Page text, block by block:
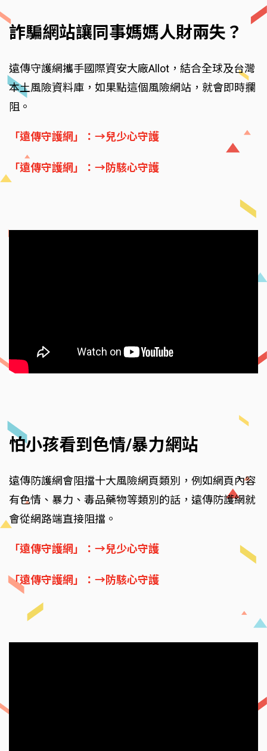
詐騙網站讓同事媽媽人財兩失？
遠傳守護網攜手國際資安大廠Allot，結合全球及台灣
本土風險資料庫，如果點這個風險網站，就會即時攔
阻。
「遠傳守護網」：→兒少心守護
「遠傳守護網」：→防駭心守護
怕小孩看到色情/暴力網站
遠傳防護網會阻擋十大風險網頁類別，例如網頁內容
有色情、暴力、毒品藥物等類別的話，遠傳防護網就
會從網路端直接阻擋。
「遠傳守護網」：→兒少心守護
「遠傳守護網」：→防駭心守護